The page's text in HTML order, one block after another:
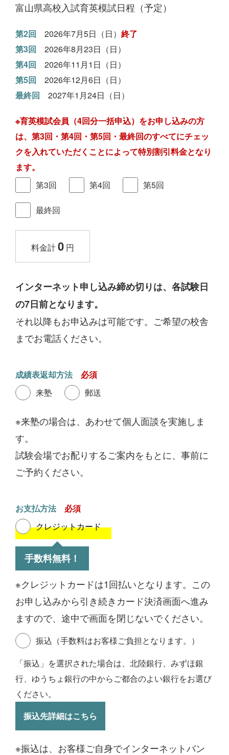
富山県高校入試育英模試日程（予定）
第2回 2026年7月5日（日） 終了
第3回
2026年8月23日（日）
第4回
2026年11月1日（日）
第5回
2026年12月6日（日）
最終回
2027年1月24日（日）
※育英模試会員（4回分一括申込）をお申し込みの方
は、第3回・第4回・第5回・最終回のすべてにチェッ
クを入れていただくことによって特別割引料金となり
ます。
第3回
第4回 第5回
最終回
料金計0円
インターネット申し込み締め切りは、各試験日
の7日前となります。
それ以降もお申込みは可能です。ご希望の校舎
までお電話ください。
成績表返却方法
来塾
郵送
※来塾の場合は、あわせて個人面談を実施しま
す。
試験会場でお配りするご案内をもとに、事前に
ご予約ください。
お支払方法
クレジットカード
手数料無料！
※クレジットカードは1回払いとなります。この
お申し込みから引き続きカード決済画面へ進み
ますので、途中で画面を閉じないでください。
振込（手数料はお客様ご負担となります。）
「振込」を選択された場合は、北陸銀行、みずほ銀
行、ゆうちょ銀行の中からご都合のよい銀行をお選び
ください。
振込先詳細はこちら
※振込は、お客様ご自身でインターネットバン